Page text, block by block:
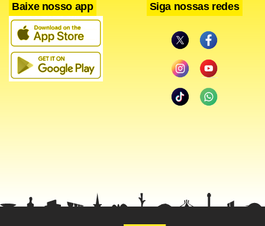
– Na via Estrutural os veículos andam na velocidade da via.
Baixe nosso app Siga nossas redes